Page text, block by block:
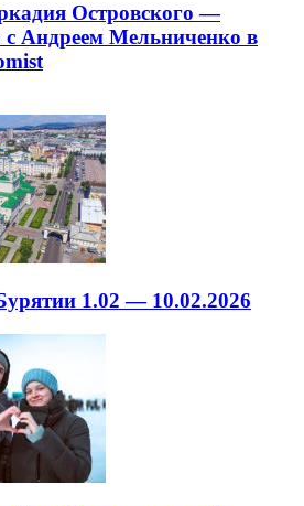
Островского —
с Андреем Мельниченко в
1.02 — 10.02.2026